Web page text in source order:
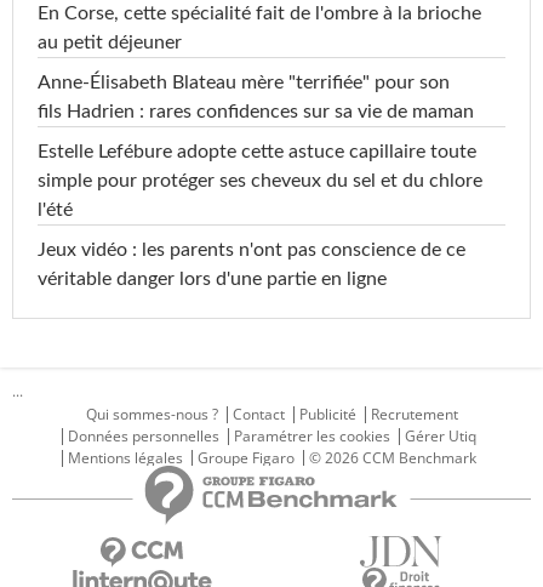
En Corse, cette spécialité fait de l'ombre à la brioche
au petit déjeuner
Anne-Élisabeth Blateau mère "terrifiée" pour son
fils Hadrien : rares confidences sur sa vie de maman
Estelle Lefébure adopte cette astuce capillaire toute
simple pour protéger ses cheveux du sel et du chlore
l'été
Jeux vidéo : les parents n'ont pas conscience de ce
véritable danger lors d'une partie en ligne
...
Qui sommes-nous ?
Contact Publicité
Recrutement
Données personnelles
Paramétrer les cookies
Gérer Utiq
Mentions légales
Groupe Figaro © 2026 CCM Benchmark